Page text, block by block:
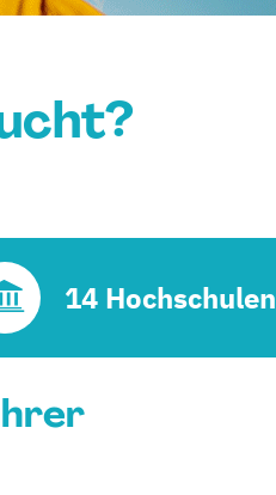
14 Hochschulen